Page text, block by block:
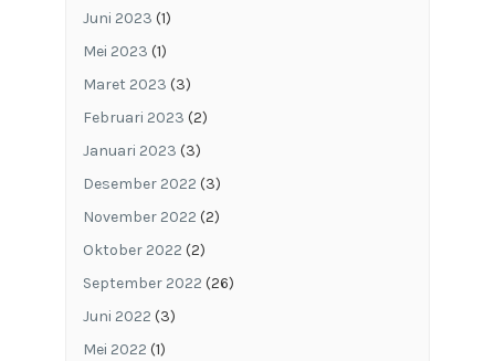
Juni 2023 (1)
Mei 2023 (1)
Maret 2023 (3)
Februari 2023 (2)
Januari 2023 (3)
Desember 2022 (3)
November 2022 (2)
Oktober 2022 (2)
September 2022 (26)
Juni 2022 (3)
Mei 2022 (1)